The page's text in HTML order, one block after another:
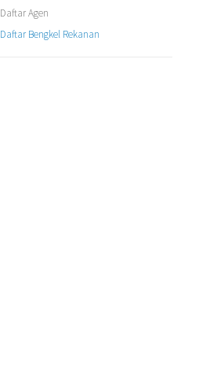
Daftar Agen
Daftar Bengkel Rekanan